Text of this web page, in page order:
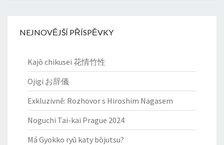
NEJNOVĚJŠÍ PŘÍSPĚVKY
Kajō chikusei 花情竹性
Ojigi お辞儀
Exkluzivně: Rozhovor s Hiroshim Nagasem
Noguchi Tai-kai Prague 2024
Má Gyokko ryū katy bōjutsu?